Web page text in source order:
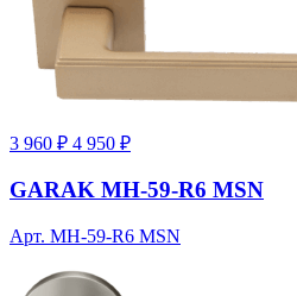
3 960 ₽ 4 950 ₽
GARAK MH-59-R6 MSN
Арт. MH-59-R6 MSN